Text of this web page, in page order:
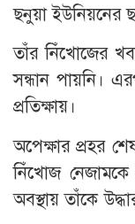
ছনুয়া ইউনিয়নের
তাঁর নিঁখোজের
সন্ধান পায়নি।
প্রতিক্ষায়।
অ‌পেক্ষার প্রহর
নিঁখোজ নেজামকে
অবস্থায় তাঁ‌কে